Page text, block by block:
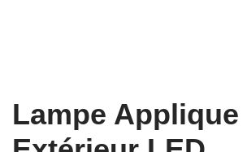
Lampe Applique